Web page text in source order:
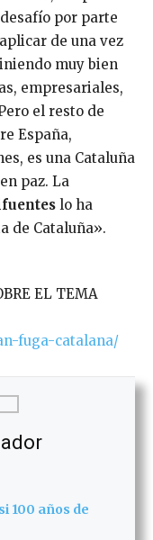
por parte
de una vez
muy bien
empresariales,
el resto de
España,
es una Cataluña
paz. La
lo ha
de Cataluña».
EL TEMA
fuga-catalana/
100 años de